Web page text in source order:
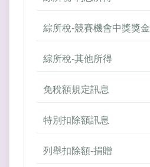
綜所稅-競賽機會中獎獎金
綜所稅-其他所得
免稅額規定訊息
特別扣除額訊息
列舉扣除額-捐贈